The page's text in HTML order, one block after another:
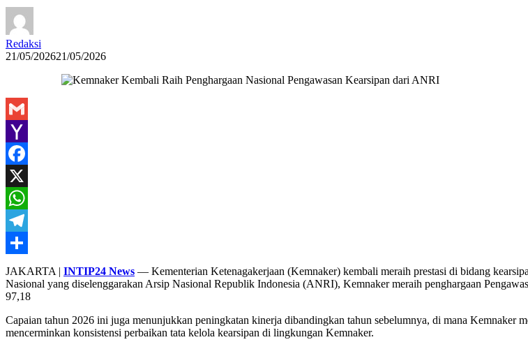
Redaksi
21/05/202621/05/2026
Gmail
Yahoo
Mail
Facebook
X
WhatsApp
Telegram
Share
JAKARTA | INTIP24 News — Kementerian Ketenagakerjaan (Kemnaker) kembali meraih prestasi di bidang
Nasional yang diselenggarakan Arsip Nasional Republik Indonesia (ANRI), Kemnaker meraih penghargaan
97,18
Capaian tahun 2026 ini juga menunjukkan peningkatan kinerja dibandingkan tahun sebelumnya, di mana Kemnaker
mencerminkan konsistensi perbaikan tata kelola kearsipan di lingkungan Kemnaker.